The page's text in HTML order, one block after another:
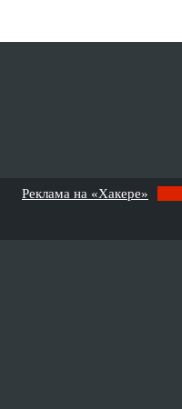
Реклама на «Хакере»